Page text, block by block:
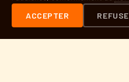
Histoire
ACCEPTER